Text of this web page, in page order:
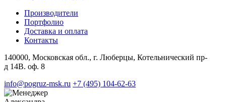
Производители
Портфолио
Доставка и оплата
Контакты
140000, Московская обл., г. Люберцы, Котельнический пр-
д 14В. оф. 8
info@pogruz-msk.ru +7 (495) 104-62-63